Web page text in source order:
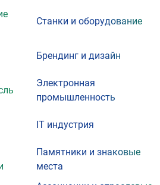
Станки и оборудование
Брендинг и дизайн
Электронная
промышленность
IT индустрия
Памятники и знаковые
места